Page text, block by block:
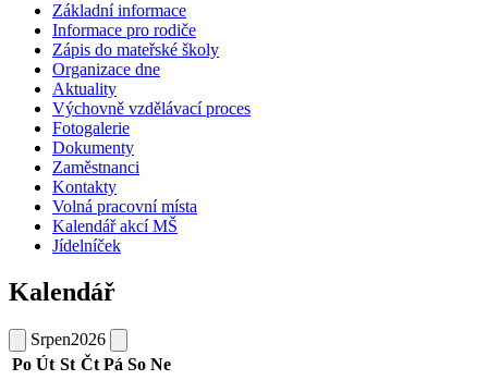
Základní informace
Informace pro rodiče
Zápis do mateřské školy
Organizace dne
Aktuality
Výchovně vzdělávací proces
Fotogalerie
Dokumenty
Zaměstnanci
Kontakty
Volná pracovní místa
Kalendář akcí MŠ
Jídelníček
Kalendář
Srpen2026
Po Út St Čt Pá So Ne